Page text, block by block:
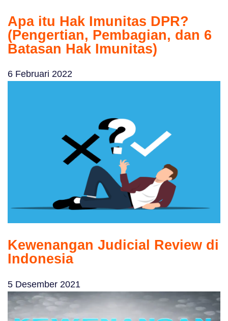
Apa itu Hak Imunitas DPR?
(Pengertian, Pembagian, dan 6
Batasan Hak Imunitas)
6 Februari 2022
Kewenangan Judicial Review di
Indonesia
5 Desember 2021